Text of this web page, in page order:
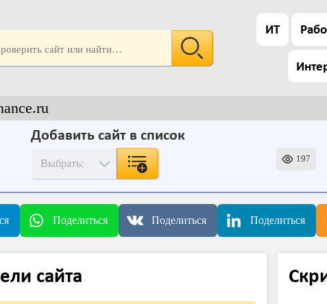
ИТ
Добавить сайт в список
197
Поделиться Поделиться Поделиться
сайта